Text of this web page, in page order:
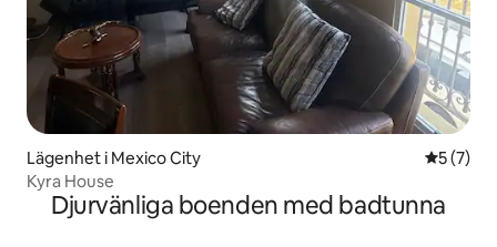
Lägenhet i Mexico City 5 av 5 i
5 (7)
Kyra House
Djurvänliga boenden med badtunna